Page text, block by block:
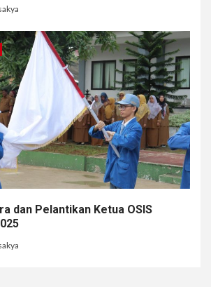
dan Pelantikan Ketua OSIS